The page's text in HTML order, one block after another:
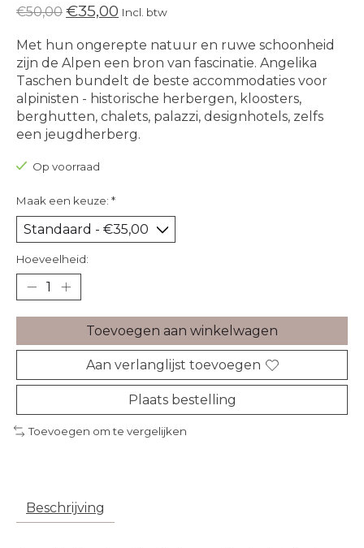
€50,00 €35,00 Incl. btw
Met hun ongerepte natuur en ruwe schoonheid
zijn de Alpen een bron van fascinatie. Angelika
Taschen bundelt de beste accommodaties voor
alpinisten - historische herbergen, kloosters,
berghutten, chalets, palazzi, designhotels, zelfs
een jeugdherberg.
Op voorraad
Maak een keuze: *
Hoeveelheid:
Toevoegen aan winkelwagen
Aan verlanglijst toevoegen
Plaats bestelling
Toevoegen om te vergelijken
Beschrijving